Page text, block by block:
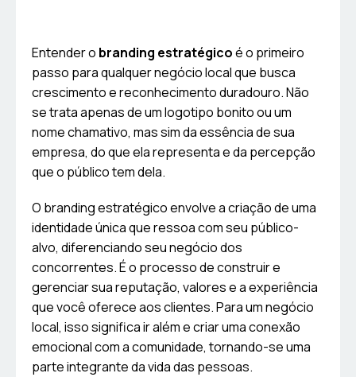
Entender o branding estratégicoé o primeiro
passo para qualquer negócio local que busca
crescimento e reconhecimento duradouro. Não
se trata apenas de um logotipo bonito ou um
nome chamativo, mas sim da essência de sua
empresa, do que ela representa e da percepção
que o público tem dela.
O branding estratégico envolve a criação de uma
identidade única que ressoa com seu público-
alvo, diferenciando seu negócio dos
concorrentes. É o processo de construir e
gerenciar sua reputação, valores e a experiência
que você oferece aos clientes. Para um negócio
local, isso significa ir além e criar uma conexão
emocional com a comunidade, tornando-se uma
parte integrante da vida das pessoas.